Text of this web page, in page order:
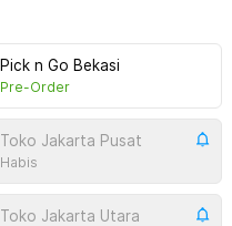
Pick n Go Bekasi
Pre-Order
Toko Jakarta Pusat
Habis
Toko Jakarta Utara